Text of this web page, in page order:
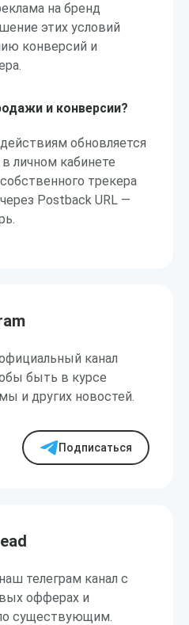
на бренд
этих условий
конверсий и
и конверсии?
обновляется
личном кабинете
трекера
Postback URL —
канал
быть в курсе
и других новостей.
Подписаться
телеграм канал с
офферах и
существующим.